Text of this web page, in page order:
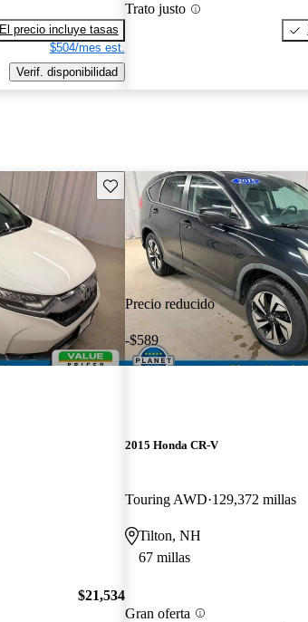
El precio incluye tasas
$504/mes est.
Verif. disponibilidad
Trato justo
Guarda este Aviso
$21,534
Precio reducido
-$589
2015 Honda CR-V
Touring AWD 129,372 millas
Tilton, NH
67 millas
Gran oferta